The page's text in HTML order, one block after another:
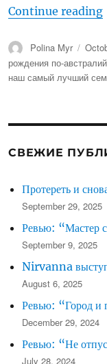
Continue reading
Author
Polina Myr
on
рождения по-
наш самый лучший
СВЕЖИЕ
Протереть и
September 29, 2025
Ревью: “Мастер
September 9, 2025
Nirvanna
August 6, 2025
Ревью: “Город и
December 29, 2024
Ревью: “Не
July 28, 2024